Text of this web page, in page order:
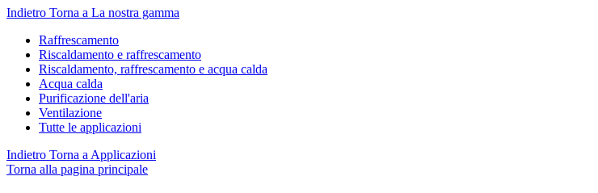
Indietro Torna a La nostra gamma
Raffrescamento
Riscaldamento e raffrescamento
Riscaldamento, raffrescamento e acqua calda
Acqua calda
Purificazione dell'aria
Ventilazione
Tutte le applicazioni
Indietro Torna a Applicazioni
Torna alla pagina principale